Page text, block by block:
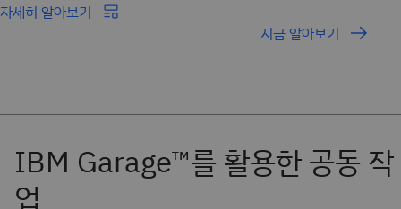
자세히 알아보기
지금 알아보기